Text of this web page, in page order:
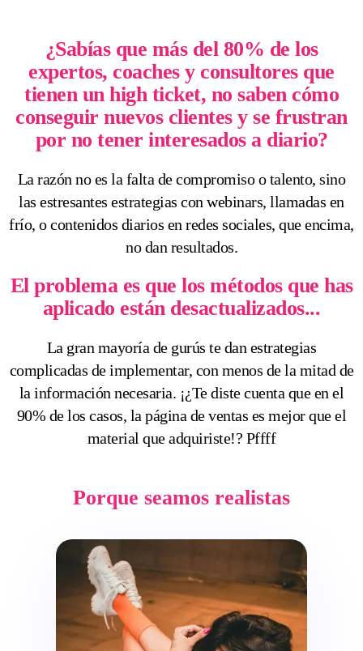
¿Sabías que más del 80% de los
expertos, coaches y consultores que
tienen un high ticket, no saben cómo
conseguir nuevos clientes y se frustran
por no tener interesados a diario?
La razón no es la falta de compromiso o talento, sino
las estresantes estrategias con webinars, llamadas en
frío, o contenidos diarios en redes sociales, que encima,
no dan resultados.
El problema es que los métodos que has
aplicado están desactualizados...
La gran mayoría de gurús te dan estrategias
complicadas de implementar, con menos de la mitad de
la información necesaria. ¡¿Te diste cuenta que en el
90% de los casos, la página de ventas es mejor que el
material que adquiriste!? Pffff
Porque seamos realistas